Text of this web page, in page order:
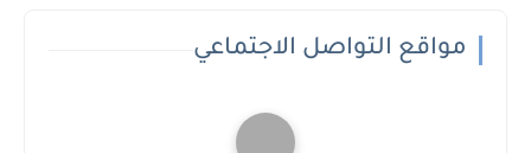
مواقع التواصل الاجتماعي